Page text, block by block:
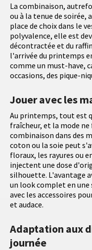
La combinaison,
ou à la tenue de soirée,
place de choix dans le
polyvalence, elle est
décontractée et du
l'arrivée du printemps
comme un must-have,
occasions, des pique-
Jouer avec les
Au printemps, tout est
fraîcheur, et la mode
combinaison dans des
coton ou la soie peut
floraux, les rayures ou
injectent une dose
silhouette. L'avantage
un look complet en une
avec les accessoires
et audace.
Adaptation aux
journée